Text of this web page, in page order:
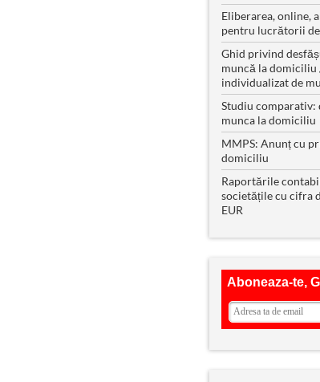
Eliberarea, online,
pentru lucrătorii
Ghid privind
muncă la
individualizat de
Studiu comparativ:
munca la domiciliu
MMPS: Anunț cu
domiciliu
Raportările
societățile cu cifra
EUR